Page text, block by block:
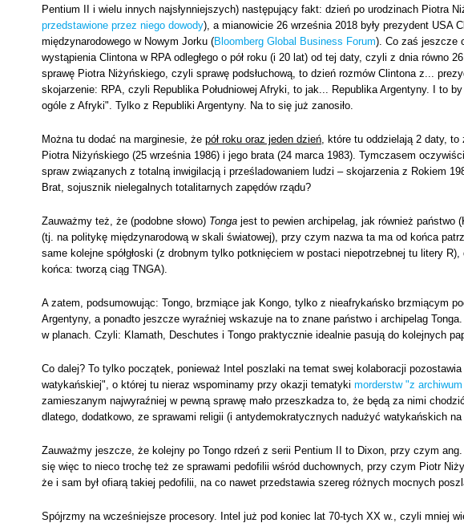
Pentium II i wielu innych najsłynniejszych) następujący fakt: dzień po urodzinach Piotra
przedstawione przez niego dowody), a mianowicie 26 września 2018 były prezydent USA
międzynarodowego w Nowym Jorku (Bloomberg Global Business Forum). Co zaś jeszcze
wystąpienia Clintona w RPA odległego o pół roku (i 20 lat) od tej daty, czyli z dnia równo
sprawę Piotra Niżyńskiego, czyli sprawę podsłuchową, to dzień rozmów Clintona z...
skojarzenie: RPA, czyli Republika Południowej Afryki, to jak... Republika Argentyny. I to
ogóle z Afryki". Tylko z Republiki Argentyny. Na to się już zanosiło.
Można tu dodać na marginesie, że pół roku oraz jeden dzień , które tu oddzielają 2 daty,
Piotra Niżyńskiego (25 września 1986) i jego brata (24 marca 1983). Tymczasem
spraw związanych z totalną inwigilacją i prześladowaniem ludzi – skojarzenia z Rokiem
Brat, sojusznik nielegalnych totalitarnych zapędów rządu?
Zauważmy też, że (podobne słowo) Tonga jest to pewien archipelag, jak również państwo
(tj. na politykę międzynarodową w skali światowej), przy czym nazwa ta ma od końca
same kolejne spółgłoski (z drobnym tylko potknięciem w postaci niepotrzebnej tu litery R),
końca: tworzą ciąg TNGA).
A zatem, podsumowując: Tongo, brzmiące jak Kongo, tylko z nieafrykańsko brzmiącym
Argentyny, a ponadto jeszcze wyraźniej wskazuje na to znane państwo i archipelag
w planach. Czyli: Klamath, Deschutes i Tongo praktycznie idealnie pasują do kolejnych
Co dalej? To tylko początek, ponieważ Intel poszlaki na temat swej kolaboracji
watykańskiej", o której tu nieraz wspominamy przy okazji tematyki morderstw "z
zamieszanym najwyraźniej w pewną sprawę mało przeszkadza to, że będą za nimi
dlatego, dodatkowo, ze sprawami religii (i antydemokratycznych nadużyć watykańskich na
Zauważmy jeszcze, że kolejny po Tongo rdzeń z serii Pentium II to Dixon, przy czym ang.
się więc to nieco trochę też ze sprawami pedofilii wśród duchownych, przy czym Piotr
że i sam był ofiarą takiej pedofilii, na co nawet przedstawia szereg różnych mocnych
Spójrzmy na wcześniejsze procesory. Intel już pod koniec lat 70-tych XX w., czyli mniej